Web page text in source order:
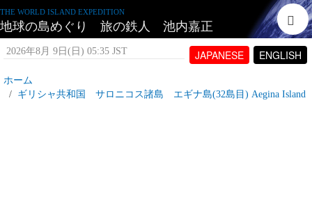
THE WORLD ISLAND EXPEDITION
地球の島めぐり 旅の鉄人 池内嘉正
JAPANESE ENGLISH
2026年8月 9日(日) 05:35 JST
ホーム
ギリシャ共和国 サロニコス諸島 エギナ島(32島目) Aegina Island